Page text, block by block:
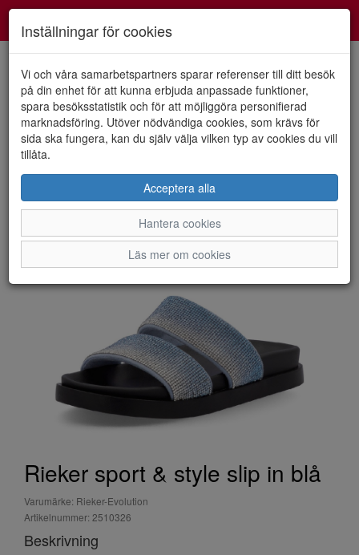
HEM RIEKER-EVOLUTION
Rieker sport & style slip in blå
Varumärke: Rieker-Evolution
Artikelnummer: 2510326
Beskrivning
Inställningar för cookies
Vi och våra samarbetspartners sparar referenser till ditt besök
på din enhet för att kunna erbjuda anpassade funktioner,
spara besöksstatistik och för att möjliggöra personifierad
marknadsföring. Utöver nödvändiga cookies, som krävs för
sida ska fungera, kan du själv välja vilken typ av cookies du vill
tillåta.
Acceptera alla
Hantera cookies
Läs mer om cookies